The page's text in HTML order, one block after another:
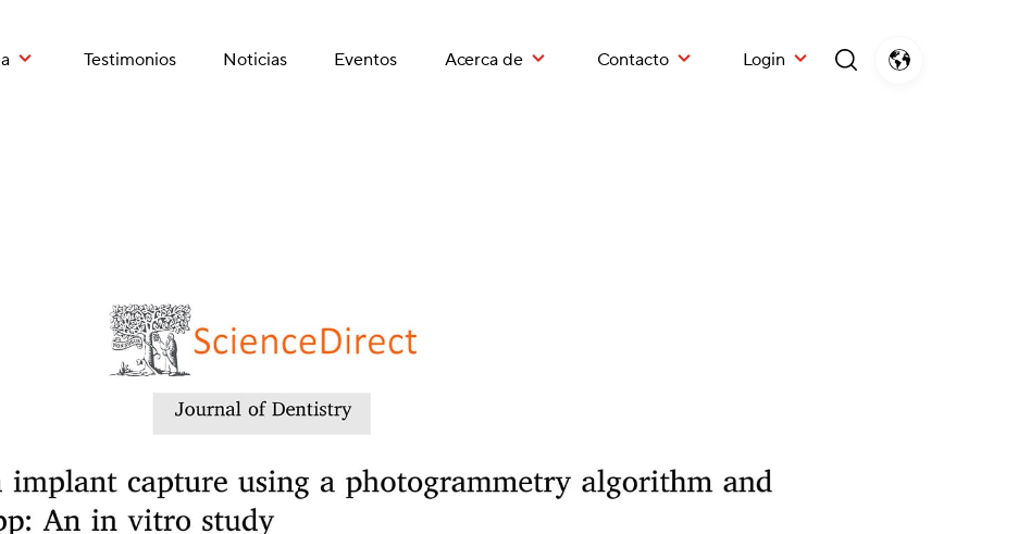
Testimonios Noticias Eventos Acerca de Contacto Login